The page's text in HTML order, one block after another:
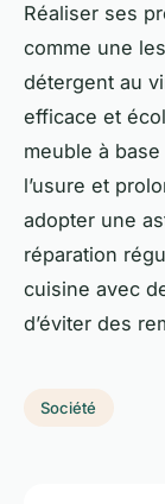
Réaliser ses
comme une
détergent au
efficace et
meuble à
l’usure et
adopter une
réparation
cuisine avec
d’éviter des
Société